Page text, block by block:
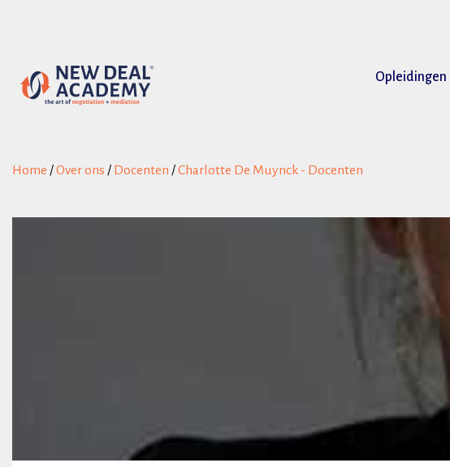
Opleidingen
Home /Over ons / Docenten /Charlotte De Muynck - Docenten